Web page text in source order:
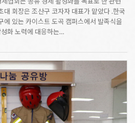
대 회장은 조산구 코자자 대표가 맡았다 .한국
에 있는 카이스트 도곡 캠퍼스에서 발족식을
화 노력에 대응하는…